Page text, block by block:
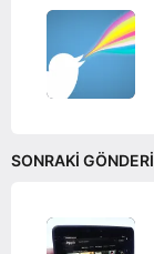
SONRAKI GÖNDERI